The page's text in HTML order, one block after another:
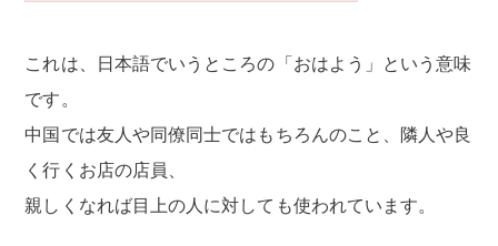
これは、日本語でいうところの「おはよう」という意味
です。
中国では友人や同僚同士ではもちろんのこと、隣人や良
く行くお店の店員、
親しくなれば目上の人に対しても使われています。